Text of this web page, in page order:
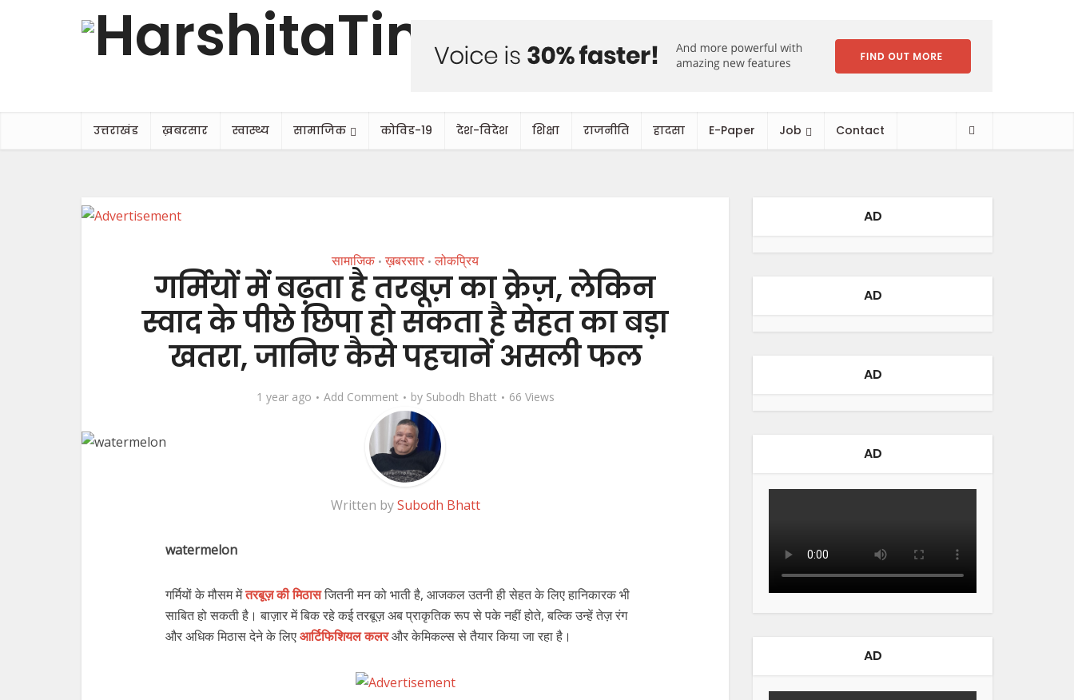
उत्तराखंड ख़बरसार स्वास्थ्य सामाजिक कोविड-19 देश-विदेश शिक्षा राजनीति हादसा E-Paper Job Contact
सामाजिक • ख़बरसार • लोकप्रिय
गर्मियों में बढ़ता है तरबूज़ का क्रेज़, लेकिन
स्वाद के पीछे छिपा हो सकता है सेहत का बड़ा
खतरा, जानिए कैसे पहचानें असली फल
1 year ago Add Comment by Subodh Bhatt 66 Views
Written bySubodh Bhatt
watermelon
गर्मियों के मौसम मेंतरबूज़ की मिठासजितनी मन को भाती है, आजकल उतनी ही सेहत के लिए हानिकारक भी
साबित हो सकती है। बाज़ार में बिक रहे कई तरबूज़ अब प्राकृतिक रूप से पके नहीं होते, बल्कि उन्हें तेज़ रंग
और अधिक मिठास देने के लिएआर्टिफिशियल कलरऔर केमिकल्स से तैयार किया जा रहा है।
AD
AD
AD
AD
AD